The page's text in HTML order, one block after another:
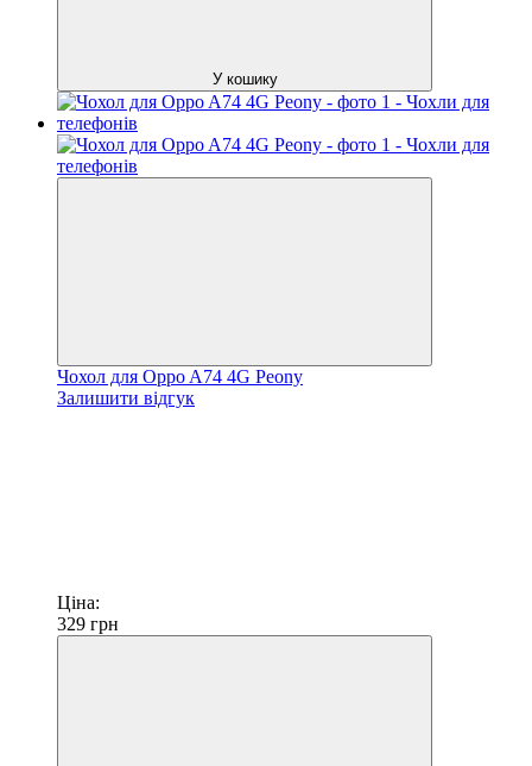
У кошику
Чохол для Oppo A74 4G Peony
Залишити відгук
Ціна:
329 грн